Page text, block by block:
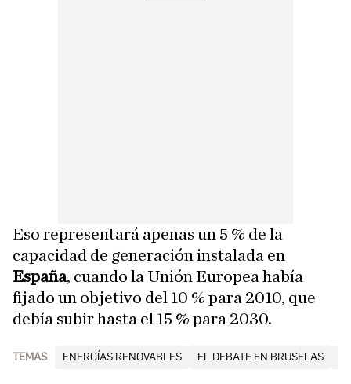
Eso representará apenas un 5 % de la
capacidad de generación instalada en
España, cuando la Unión Europea había
fijado un objetivo del 10 % para 2010, que
debía subir hasta el 15 % para 2030.
TEMAS ENERGÍAS RENOVABLES EL DEBATE EN BRUSELAS